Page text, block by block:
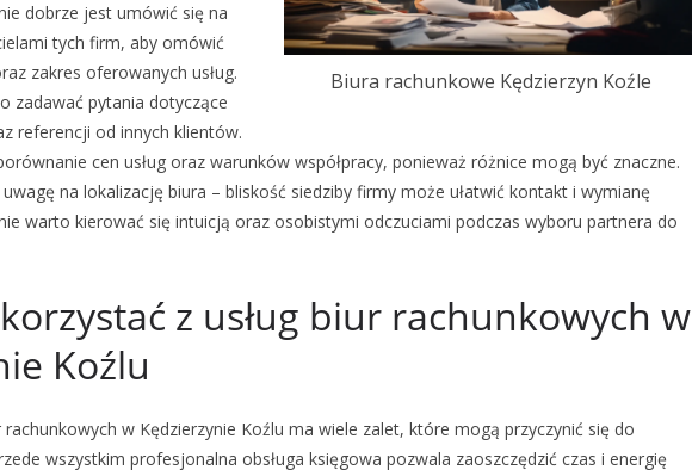
Biura rachunkowe Kędzierzyn Koźle
dobrze jest umówić się na
tych firm, aby omówić
zakres oferowanych usług.
zadawać pytania dotyczące
referencji od innych klientów.
cen usług oraz warunków współpracy, ponieważ różnice mogą być znaczne.
na lokalizację biura – bliskość siedziby firmy może ułatwić kontakt i wymianę
warto kierować się intuicją oraz osobistymi odczuciami podczas wyboru partnera do
z usług biur rachunkowych w
Koźlu
rachunkowych w Kędzierzynie Koźlu ma wiele zalet, które mogą przyczynić się do
wszystkim profesjonalna obsługa księgowa pozwala zaoszczędzić czas i energię